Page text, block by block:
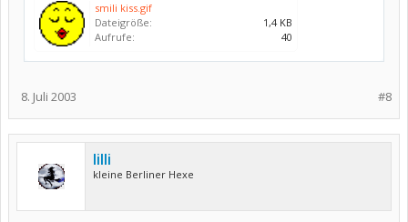
smili kiss.gif
Dateigröße:
1,4 KB
Aufrufe:
40
#8
8. Juli 2003
lilli
kleine Berliner Hexe